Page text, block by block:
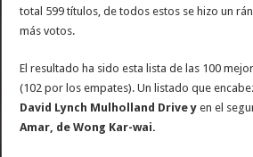
total 599 títulos, de todos estos se hizo un
más votos.
El resultado ha sido esta lista de las 100
(102 por los empates). Un listado que
David Lynch Mulholland Drive yen el
Amar, de Wong Kar-wai.